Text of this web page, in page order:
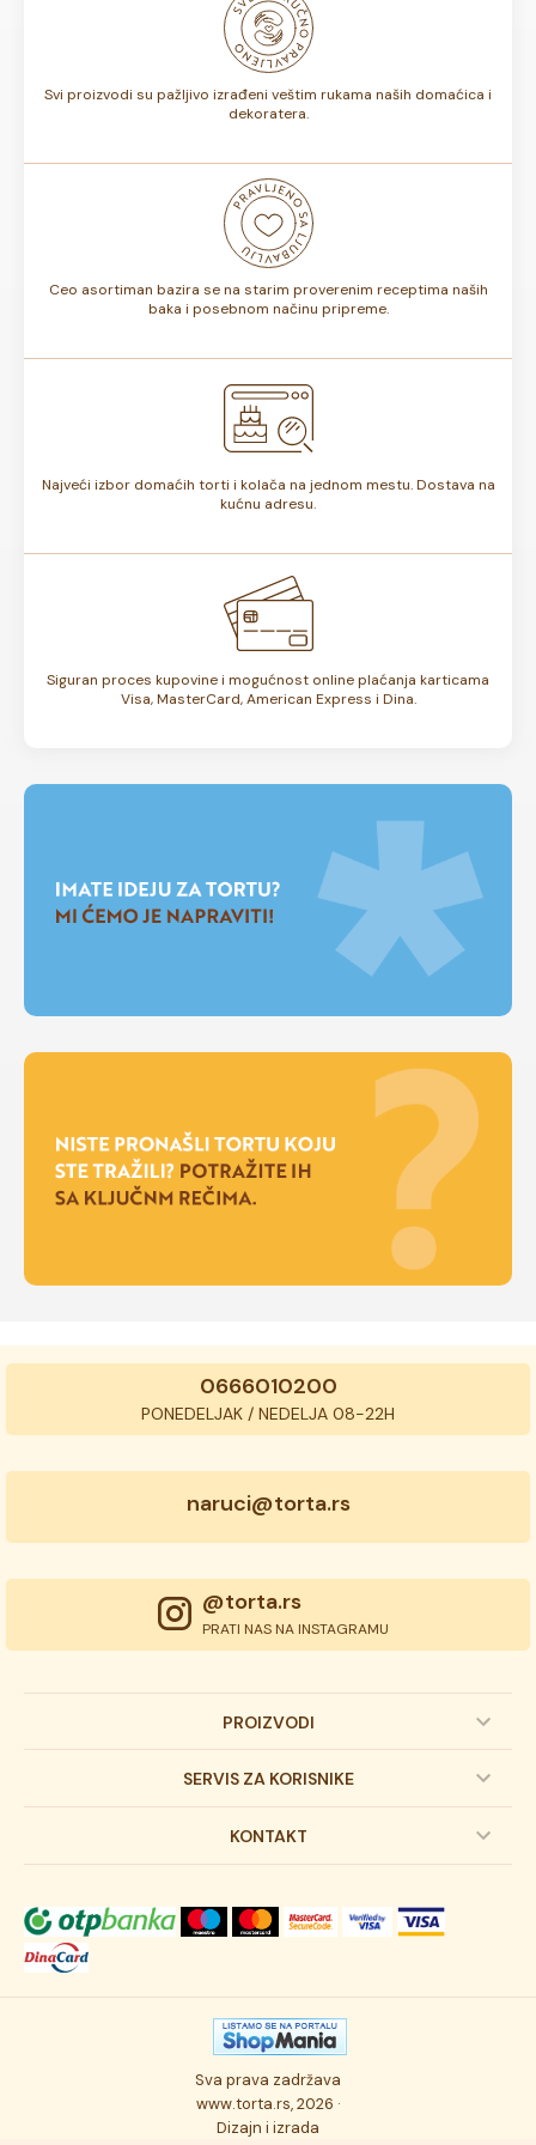
biti od 7 do 10 dana. Rok trajanja je istaknut na deklaraciji
Svi proizvodi su pažljivo izrađeni veštim rukama naših domaćica i
dekoratera.
Ceo asortiman bazira se na starim proverenim receptima naših
baka i posebnom načinu pripreme.
Najveći izbor domaćih torti i kolača na jednom mestu. Dostava na
kućnu adresu.
Siguran proces kupovine i mogućnost online plaćanja karticama
Visa, MasterCard, American Express i Dina.
0666010200
PONEDELJAK / NEDELJA 08-22H
naruci@torta.rs
@torta.rs
PRATI NAS NA INSTAGRAMU
PROIZVODI
Dečije torte
Svadbene torte
Torta klasici
Osmisli tortu
Ukusi torti
SERVIS ZA KORISNIKE
Prijava na newsletter
Dostava robe
Autorska prava
Politika privatnosti
Najčešće postavljana pitanja
KONTAKT
Novosti
Posao
Kontakt
Sva prava zadržava
www.torta.rs, 2026 ·
Dizajn i izrada